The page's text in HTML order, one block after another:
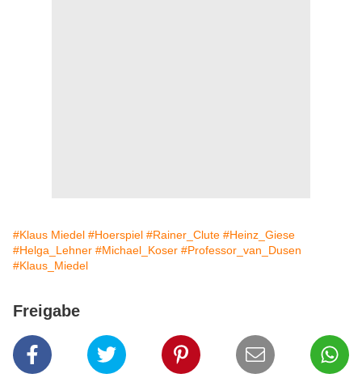
#Klaus Miedel #Hoerspiel #Rainer_Clute #Heinz_Giese
#Helga_Lehner #Michael_Koser #Professor_van_Dusen
#Klaus_Miedel
Freigabe